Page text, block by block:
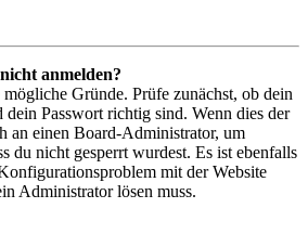
anmelden?
Gründe. Prüfe zunächst, ob dein
dein Passwort richtig sind. Wenn dies der
an einen Board-Administrator, um
du nicht gesperrt wurdest. Es ist ebenfalls
mit der Website
Administrator lösen muss.